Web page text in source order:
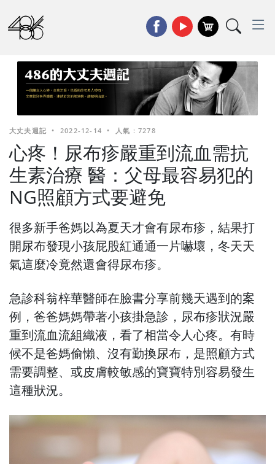
大丈夫週記 • 2022-12-14 • 人氣 : 7278
心疼！尿布疹嚴重到流血需抗
生素治療 醫：父母最容易犯的
NG照顧方式要避免
很多新手爸媽以為夏天才會有尿布疹，結果打
開尿布發現小孩屁股紅通通一片嚇壞，冬天天
氣這麼冷竟然還會得尿布疹。
急診科翁梓華醫師在臉書分享前幾天遇到的案
例，爸爸媽媽帶著小孩掛急診，尿布疹狀況嚴
重到流血流組織液，看了相當令人心疼。有時
候不是爸媽偷懶、沒有勤換尿布，是照顧方式
需要調整、或皮膚較敏感的寶寶特別容易發生
這種狀況。